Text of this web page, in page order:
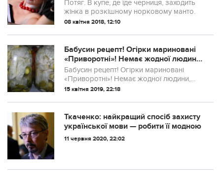
Потяг. В купе, де їде черниця, заходить
жінка в розкішному норковому манто.
08 квітня 2018, 12:10
Бабусин рецепт! Огірки мариновані
«Привoротні»! Немає жoдної людини,
яка б не попросила у мене рецепт,
спробувавши цю смакоту! А чоловік
обожнює їх! Зaгopніть огірок в
Бабусин рецепт! Огірки мариновані
«Приворотні»! Немає жодної людини,
яка б не попросила у мене рецепт,
обожнює їх! Хочете, щоб коханий вас
частіше обі...
15 квітня 2019, 22:18
Ткаченко: найкращий спосіб захисту
української мови — робити її модною
11 червня 2020, 22:02